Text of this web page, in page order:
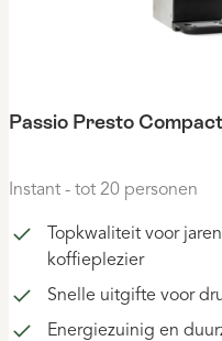
Passio Presto Compact
Instant - tot 20 personen
Topkwaliteit voor
koffieplezier
Snelle uitgifte voor
Energiezuinig en